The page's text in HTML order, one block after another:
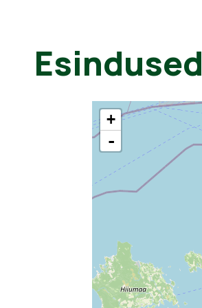
Esindused
+
-